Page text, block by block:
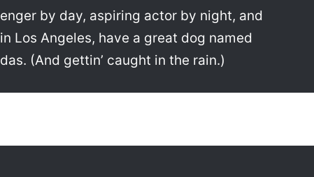
by day, aspiring actor by night, and
Los Angeles, have a great dog named
(And gettin’ caught in the rain.)